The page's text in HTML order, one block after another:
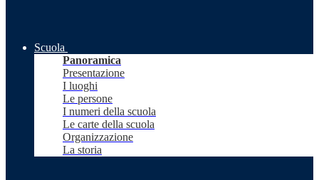
Scuola
Panoramica
Presentazione
I luoghi
Le persone
I numeri della scuola
Le carte della scuola
Organizzazione
La storia